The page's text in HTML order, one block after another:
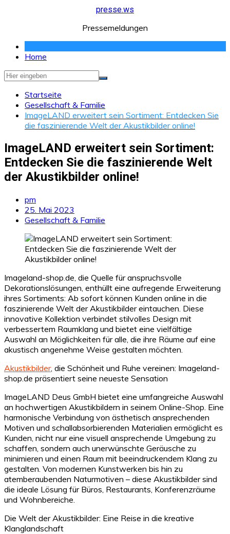
presse.ws
Pressemeldungen
Home
Startseite
Gesellschaft & Familie
ImageLAND erweitert sein Sortiment: Entdecken Sie
die faszinierende Welt der Akustikbilder online!
ImageLAND erweitert sein Sortiment:
Entdecken Sie die faszinierende Welt
der Akustikbilder online!
pm
25. Mai 2023
Gesellschaft & Familie
Imageland-shop.de, die Quelle für anspruchsvolle
Dekorationslösungen, enthüllt eine aufregende Erweiterung
ihres Sortiments: Ab sofort können Kunden online in die
faszinierende Welt der Akustikbilder eintauchen. Diese
innovative Kollektion verbindet stilvolles Design mit
verbessertem Raumklang und bietet eine vielfältige
Auswahl an Möglichkeiten für alle, die ihre Räume auf eine
akustisch angenehme Weise gestalten möchten.
Akustikbilder, die Schönheit und Ruhe vereinen: Imageland-
shop.de präsentiert seine neueste Sensation
ImageLAND Deus GmbH bietet eine umfangreiche Auswahl
an hochwertigen Akustikbildern in seinem Online-Shop. Eine
harmonische Verbindung von ästhetisch ansprechenden
Motiven und schallabsorbierenden Materialien ermöglicht es
Kunden, nicht nur eine visuell ansprechende Umgebung zu
schaffen, sondern auch unerwünschte Geräusche zu
minimieren und einen Raum mit beeindruckendem Klang zu
gestalten. Von modernen Kunstwerken bis hin zu
atemberaubenden Naturmotiven – diese Akustikbilder sind
die ideale Lösung für Büros, Restaurants, Konferenzräume
und Wohnbereiche.
Die Welt der Akustikbilder: Eine Reise in die kreative
Klanglandschaft